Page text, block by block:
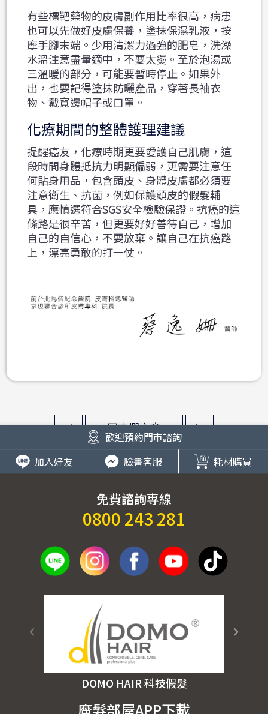
有些標靶藥物的皮膚副作用比率很高，病患
也可以先做好皮膚保養，塗抹保濕乳液，按
摩手腳末端。少用清潔力過強的肥皂，洗澡
水溫注意盡量適中，不要太燙。至於泡湯或
三溫暖的部分，可能要暫時停止。如果外
出，也要記得塗抹防曬產品，穿著長袖衣
物、戴寬邊帽子或口罩。
化療期間的整體護理建議
提醒癌友，化療時期更要愛護自己肌膚，這
段時間身體抵抗力明顯偏弱，更需要注意任
何貼身用品，包含頭皮、身體皮膚都必須要
注意衛生、抗菌，例如保護頭皮的假髮輔
具，應慎選符合SGS安全檢驗保證。抗癌的這
條路是很辛苦，但更要好好善待自己，增加
自己的自信心，不要放棄。讓自己在抗癌路
上，漂亮勇敢的打一仗。
< 回專欄文章 >
歡迎預約門市諮詢
加入好友
臉書客服 耗材購買
免費諮詢專線
0800 243 281
魔髮部屋APP下載
DOMO HAIR 科技假髮